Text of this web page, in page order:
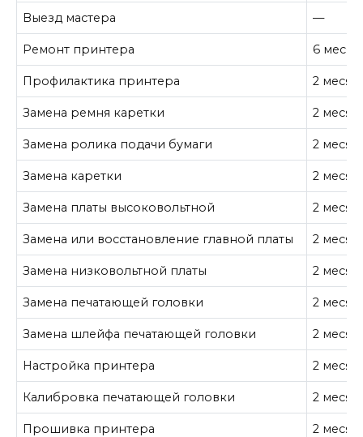
Выезд мастера —
Ремонт принтера 6
Профилактика принтера 2
Замена ремня каретки 2
Замена ролика подачи бумаги 2
Замена каретки 2
Замена платы высоковольтной 2
Замена или восстановление главной платы 2
Замена низковольтной платы 2
Замена печатающей головки 2
Замена шлейфа печатающей головки 2
Настройка принтера 2
Калибровка печатающей головки 2
Прошивка принтера 2